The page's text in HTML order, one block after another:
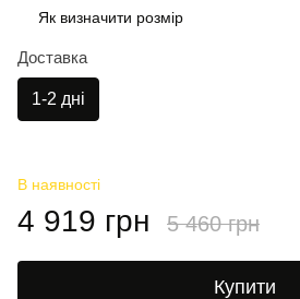
Як визначити розмір
Доставка
1-2 дні
В наявності
4 919 грн 5 460 грн
Купити